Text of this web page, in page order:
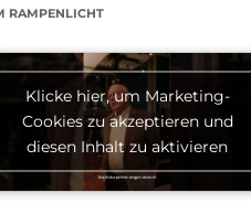
RAMPENLICHT
Klicke hier, um Marketing-
Cookies zu akzeptieren und
diesen Inhalt zu aktivieren